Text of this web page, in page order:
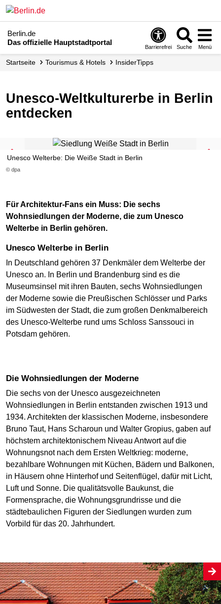
Berlin.de
Das offizielle Hauptstadtportal
Barrierefrei Suche Menü
Startseite Tourismus & Hotels InsiderTipps
Unesco-Weltkulturerbe in Berlin
entdecken
© dpa
Unesco Welterbe: Die Weiße Stadt in Berlin
Für Architektur-Fans ein Muss: Die sechs
Wohnsiedlungen der Moderne, die zum Unesco
Welterbe in Berlin gehören.
Unesco Welterbe in Berlin
In Deutschland gehören 37 Denkmäler dem Welterbe der
Unesco an. In Berlin und Brandenburg sind es die
Museumsinsel mit ihren Bauten, sechs Wohnsiedlungen
der Moderne sowie die Preußischen Schlösser und Parks
im Südwesten der Stadt, die zum großen Denkmalbereich
des Unesco-Welterbe rund ums Schloss Sanssouci in
Potsdam gehören.
Die Wohnsiedlungen der Moderne
Die sechs von der Unesco ausgezeichneten
Wohnsiedlungen in Berlin entstanden zwischen 1913 und
1934. Architekten der klassischen Moderne, insbesondere
Bruno Taut, Hans Scharoun und Walter Gropius, gaben auf
höchstem architektonischem Niveau Antwort auf die
Wohnungsnot nach dem Ersten Weltkrieg: moderne,
bezahlbare Wohnungen mit Küchen, Bädern und Balkonen,
in Häusern ohne Hinterhof und Seitenflügel, dafür mit Licht,
Luft und Sonne. Die qualitätsvolle Baukunst, die
Formensprache, die Wohnungsgrundrisse und die
städtebaulichen Figuren der Siedlungen wurden zum
Vorbild für das 20. Jahrhundert.